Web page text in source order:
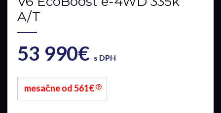
A/T
53 990€ s DPH
mesačne od 561€